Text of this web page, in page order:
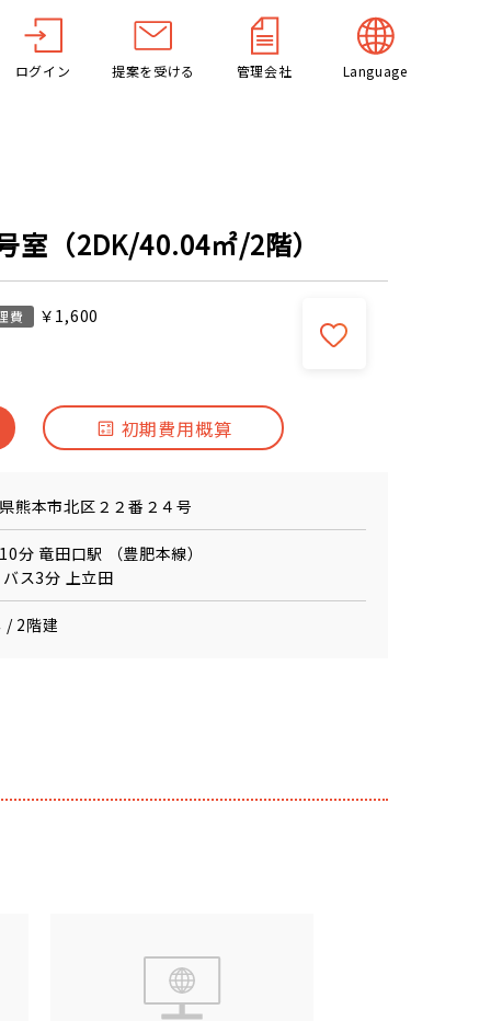
ログイン 提案を受ける 管理会社 Language
室（2DK/40.04㎡/2階）
費 ￥1,600
初期費用概算
熊本市北区２２番２４号
分 竜田口駅 （豊肥本線）
ス3分 上立田
/ 2階建